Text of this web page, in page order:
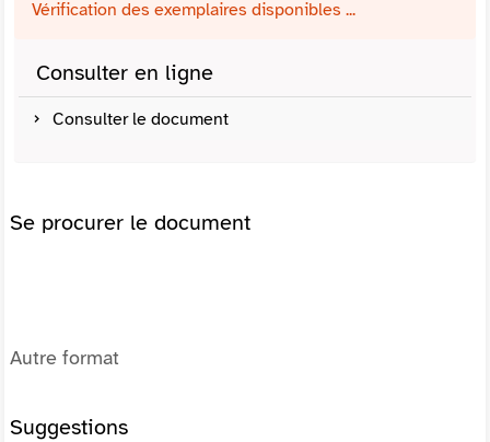
Vérification des exemplaires disponibles ...
Consulter en ligne
Consulter le document
Se procurer le document
Autre format
Suggestions